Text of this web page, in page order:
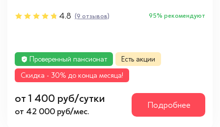
4.8 (9 отзывов) 95% рекомендуют
Проверенный пансионат
Есть акции
Cкидка - 30% до конца месяца!
от 1 400 руб/сутки
от 42 000 руб/мес.
Подробнее